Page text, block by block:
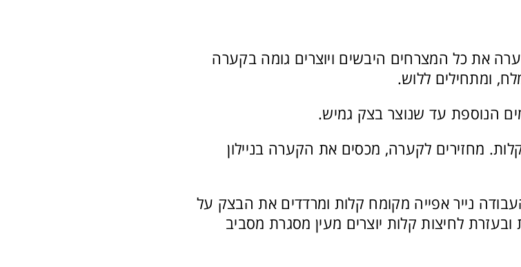
את כל המצרחים היבשים ויוצרים גומה בקערה
ומתחילים ללוש.
מחזירים לקערה, מכסים את הקערה בניילון
נייר אפייה מקומח קלות ומרדדים את הבצק על
לחיצות קלות יוצרים מעין מסגרת מסביב